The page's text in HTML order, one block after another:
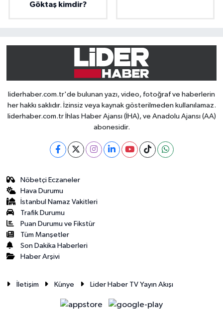
Göktaş kimdir?
liderhaber.com.tr'de bulunan yazı, video, fotoğraf ve haberlerin
her hakkı saklıdır. İzinsiz veya kaynak gösterilmeden kullanılamaz.
liderhaber.com.tr İhlas Haber Ajansı (İHA), ve Anadolu Ajansı (AA)
abonesidir.
Nöbetçi Eczaneler
Hava Durumu
İstanbul Namaz Vakitleri
Trafik Durumu
Puan Durumu ve Fikstür
Tüm Manşetler
Son Dakika Haberleri
Haber Arşivi
İletişim Künye Lider Haber TV Yayın Akışı